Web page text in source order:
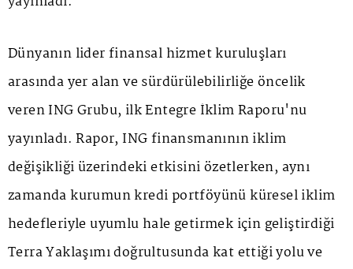
Dünyanın lider finansal hizmet kuruluşları
arasında yer alan ve sürdürülebilirliğe öncelik
veren ING Grubu, ilk Entegre İklim Raporu'nu
yayınladı. Rapor, ING finansmanının iklim
değişikliği üzerindeki etkisini özetlerken, aynı
zamanda kurumun kredi portföyünü küresel iklim
hedefleriyle uyumlu hale getirmek için geliştirdiği
Terra Yaklaşımı doğrultusunda kat ettiği yolu ve